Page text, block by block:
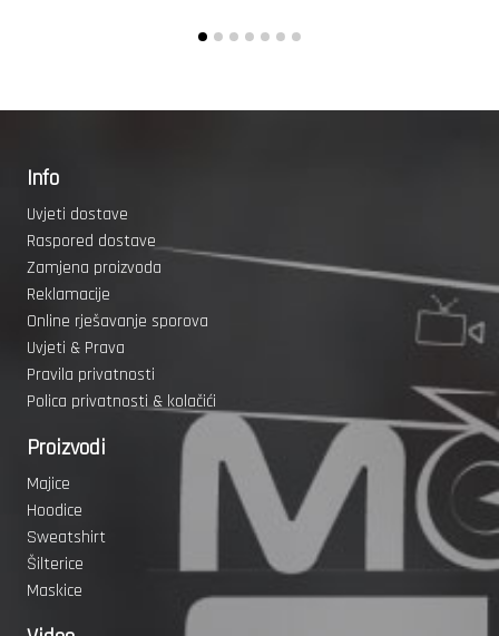
Info
Uvjeti dostave
Raspored dostave
Zamjena proizvoda
Reklamacije
Online rješavanje sporova
Uvjeti & Prava
Pravila privatnosti
Polica privatnosti & kolačići
Proizvodi
Majice
Hoodice
Sweatshirt
Šilterice
Maskice